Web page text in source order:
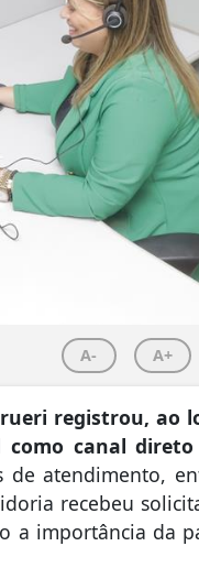
A- A+
registrou, ao
como canal
de atendimento,
recebeu
a importância da